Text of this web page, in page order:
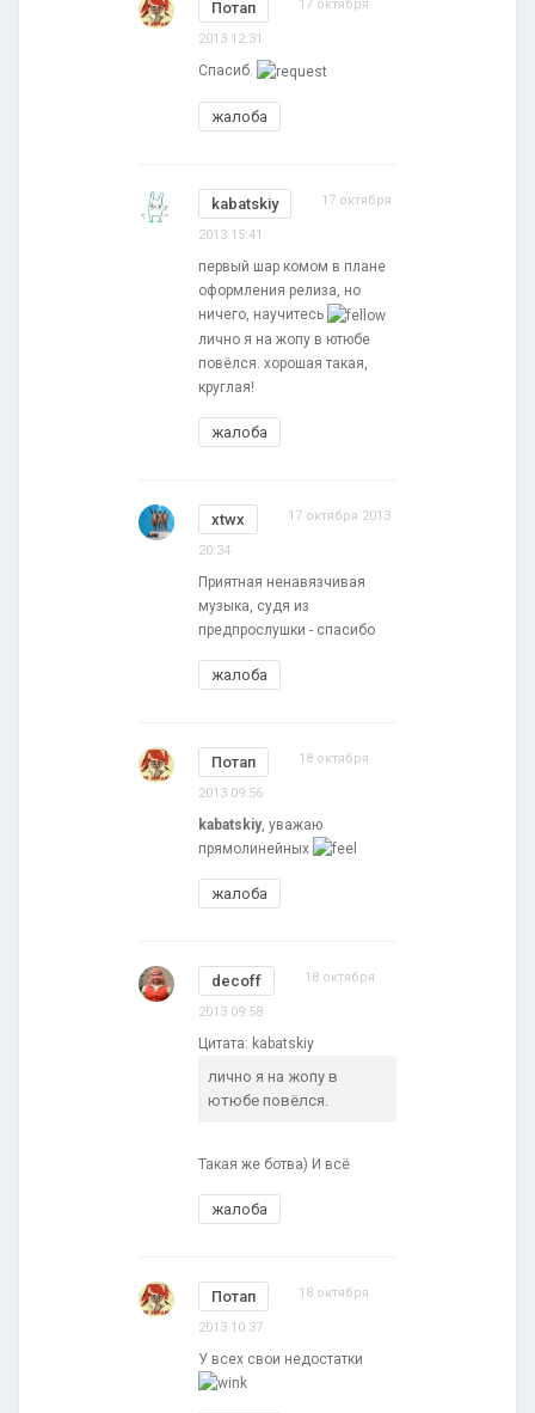
Потап 17 октября
2013 12:31
Спасиб.
жалоба
kabatskiy 17 октября
2013 15:41
первый шар комом в плане
оформления релиза, но
ничего, научитесь
лично я на жопу в ютюбе
повёлся. хорошая такая,
круглая!
жалоба
xtwx 17 октября 2013
20:34
Приятная ненавязчивая
музыка, судя из
предпрослушки - спасибо
жалоба
Потап 18 октября
2013 09:56
kabatskiy, уважаю
прямолинейных
жалоба
decoff 18 октября
2013 09:58
Цитата: kabatskiy
лично я на жопу в
ютюбе повёлся.
Такая же ботва) И всё
жалоба
Потап 18 октября
2013 10:37
У всех свои недостатки